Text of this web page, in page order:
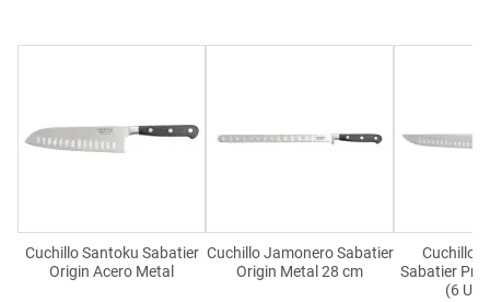
Cuchillo Santoku Sabatier
Origin Acero Metal
Cuchillo Jamonero Sabatier
Origin Metal 28 cm
Cuchillo
Sabatier Pro
(6